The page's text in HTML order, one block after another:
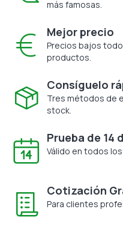
más famosas.
Mejor precio
Precios bajos
productos.
Consíguelo
Tres métodos de
stock.
Prueba de 14
Válido en todos
Cotización
Para clientes